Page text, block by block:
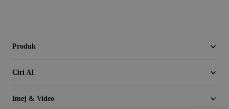
Produk
Ciri AI
Imej & Video